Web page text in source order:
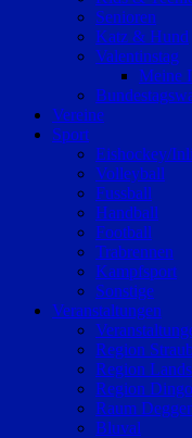
Senioren
Katz & Hund
Valentinstag
Meine
Vereine
Sport
Eishockey/
Volleyball
Fussball
Handball
Football
Trabrennen
Kampfsport
Sonstige
Veranstaltungen
Region
Region
Region
Raum
Bluval